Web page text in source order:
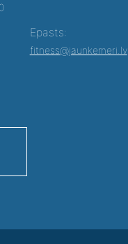
Epasts:
fitness@jaunkemeri.lv